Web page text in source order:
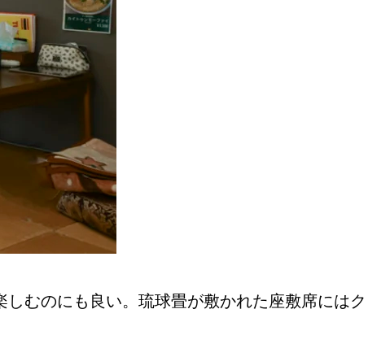
むのにも良い。琉球畳が敷かれた座敷席にはク